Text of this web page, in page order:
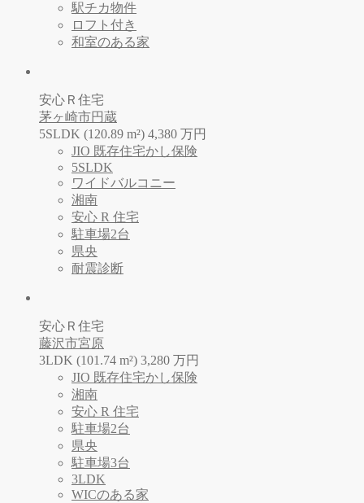
駅チカ物件
ロフト付き
和室のある家
安心Ｒ住宅
茅ヶ崎市円蔵
5SLDK (120.89 m²) 4,380 万円
JIO 既存住宅かし保険
5SLDK
ワイドバルコニー
湘南
安心 R 住宅
駐車場2台
県央
耐震診断
安心Ｒ住宅
藤沢市宮原
3LDK (101.74 m²) 3,280 万円
JIO 既存住宅かし保険
湘南
安心 R 住宅
駐車場2台
県央
駐車場3台
3LDK
WICのある家